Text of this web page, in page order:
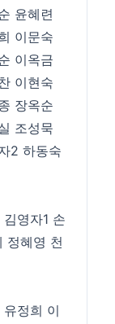
윤혜련
이문숙
이옥금
이현숙
장옥순
조성묵
2 하동숙
영자1 손
정혜영 천
정희 이